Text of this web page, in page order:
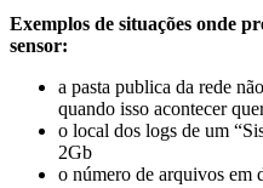
Exemplos de situações onde
sensor:
a pasta publica da rede
quando isso acontecer
o local dos logs de um
2Gb
o número de arquivos em